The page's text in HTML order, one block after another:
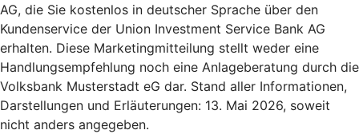
AG, die Sie kostenlos in deutscher Sprache über den
Kundenservice der Union Investment Service Bank AG
erhalten. Diese Marketingmitteilung stellt weder eine
Handlungsempfehlung noch eine Anlageberatung durch die
Volksbank Musterstadt eG dar. Stand aller Informationen,
Darstellungen und Erläuterungen: 13. Mai 2026, soweit
nicht anders angegeben.